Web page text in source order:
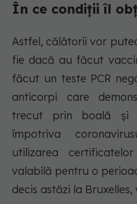
În ce condiții îl
Astfel, călătorii vor
fie dacă au făcut
făcut un teste PCR
anticorpi care
trecut prin boală și
împotriva
utilizarea
valabilă pentru o
decis astăzi la Bruxelles,